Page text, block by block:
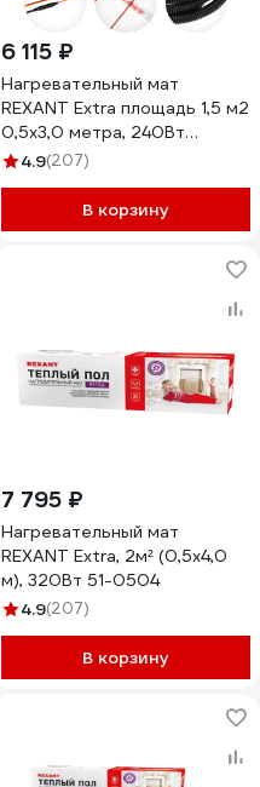
6 115 ₽
Нагревательный мат
REXANT Extra площадь 1,5 м2
0,5x3,0 метра, 240Вт
двухжильный 51-0503
4.9(207)
В корзину
7 795 ₽
Нагревательный мат
REXANT Extra, 2м² (0,5x4,0
м), 320Вт 51-0504
4.9(207)
В корзину